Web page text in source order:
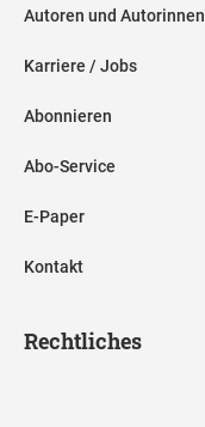
Autoren und Autorinnen
Karriere / Jobs
Abonnieren
Abo-Service
E-Paper
Kontakt
Rechtliches